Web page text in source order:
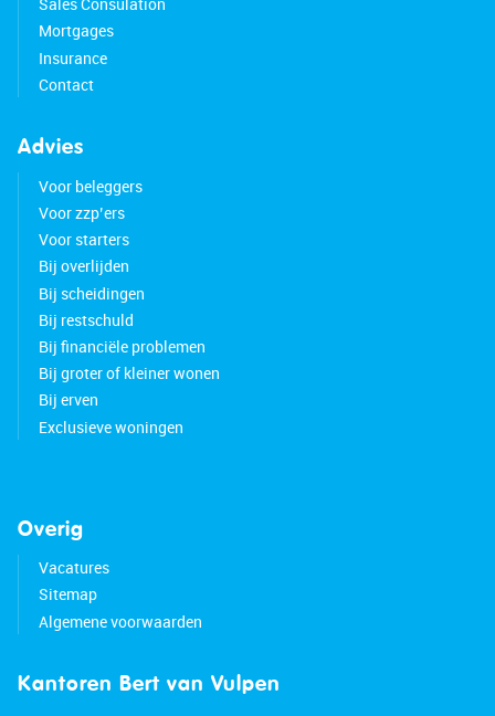
• Spacious farmhouse with lovely garden
• Can still be finished to your own taste
• Excellent insulation
• Carport installed in 2024
• Meter cupboard replaced in 2021
• Plot size: 753 m²
• Located in a quiet neighborhood
• Town center and public transport nearby
• Close to the A9 motorway
• Energy label: D
• Full ownership
Mortgages
Insurance
Contact
Advies
Voor beleggers
Voor zzp’ers
Voor starters
Bij overlijden
Bij scheidingen
Bij restschuld
Bij financiële problemen
Bij groter of kleiner wonen
Bij erven
Exclusieve woningen
Overig
Vacatures
Sitemap
Algemene voorwaarden
Kantoren Bert van Vulpen